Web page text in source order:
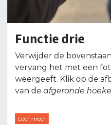
Functie drie
Verwijder de
vervang het met een
weergeeft. Klik op de
van de afgeronde
Leer meer